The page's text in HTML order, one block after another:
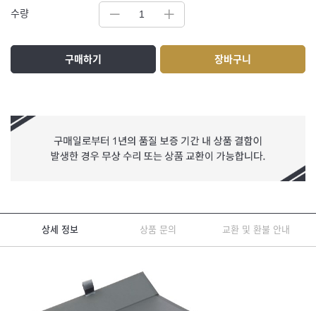
수량
구매하기 장바구니
상세 정보 상품 문의 교환 및 환불 안내